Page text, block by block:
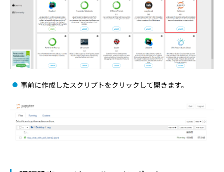
事前に作成したスクリプトをクリックして開きます。